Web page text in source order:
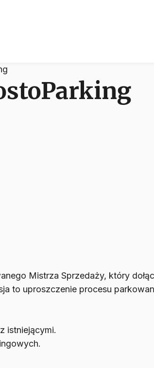
Mistrza Sprzedaży, który
to uproszczenie procesu
istniejącymi.